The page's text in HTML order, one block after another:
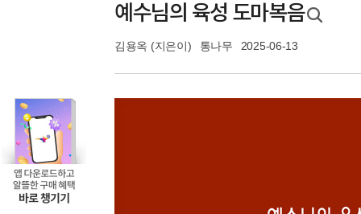
예수님의 육성 도마복음
김용옥 (지은이) 통나무 2025-06-13